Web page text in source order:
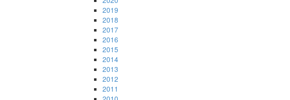
2019
2018
2017
2016
2015
2014
2013
2012
2011